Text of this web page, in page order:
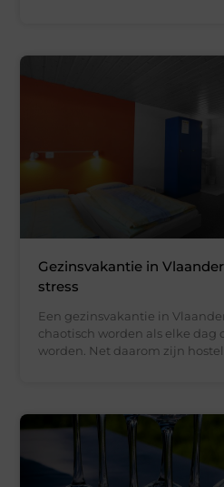
Gezinsvakantie in
stress
Een gezinsvakantie in
chaotisch worden als elke
worden. Net daarom zijn